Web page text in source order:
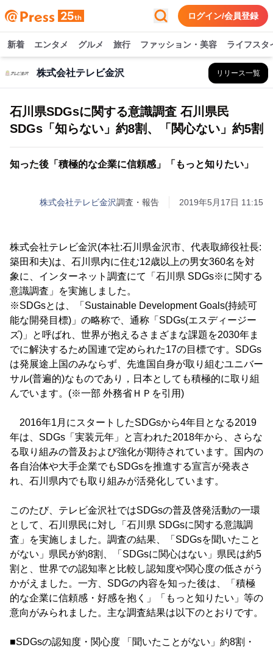
ログイン/会員登録
新着 エンタメ グルメ 旅行 ファッション・美容 ライフスタ
株式会社テレビ金沢 リリース一覧
石川県SDGsに関する意識調査 石川県民
SDGs「知らない」約8割、「関心ない」約5割
知った後「積極的な企業に信頼感」「もっと知りたい」
株式会社テレビ金沢調査・報告 2019年5月17日 11:15
株式会社テレビ金沢(本社:石川県金沢市、代表取締役社長:
築田和夫)は、石川県内に住む12歳以上の男女360名を対
象に、インターネット調査にて「石川県 SDGs※に関する
意識調査」を実施しました。
※SDGsとは、「Sustainable Development Goals(持続可
能な開発目標)」の略称で、通称「SDGs(エスディージー
ズ)」と呼ばれ、世界が抱えるさまざまな課題を2030年ま
でに解決するため国連で定められた17の目標です。SDGs
は発展途上国のみならず、先進国自身が取り組むユニバー
サル(普遍的)なものであり，日本としても積極的に取り組
んでいます。(※一部 外務省ＨＰを引用)
2016年1月にスタートしたSDGsから4年目となる2019
年は、SDGs「実装元年」と言われた2018年から、さらな
る取り組みの普及および強化が期待されています。国内の
各自治体や大手企業でもSDGsを推進する宣言が発表さ
れ、石川県内でも取り組みが活発化しています。
このたび、テレビ金沢社ではSDGsの普及啓発活動の一環
として、石川県民に対し「石川県 SDGsに関する意識調
査」を実施しました。調査の結果、「SDGsを聞いたこと
がない」県民が約8割、「SDGsに関心はない」県民は約5
割と、世界での認知率と比較し認知度や関心度の低さがう
かがえました。一方、SDGの内容を知った後は、「積極
的な企業に信頼感・好感を抱く」「もっと知りたい」等の
意向がみられました。主な調査結果は以下のとおりです。
■SDGsの認知度・関心度 「聞いたことがない」約8割・